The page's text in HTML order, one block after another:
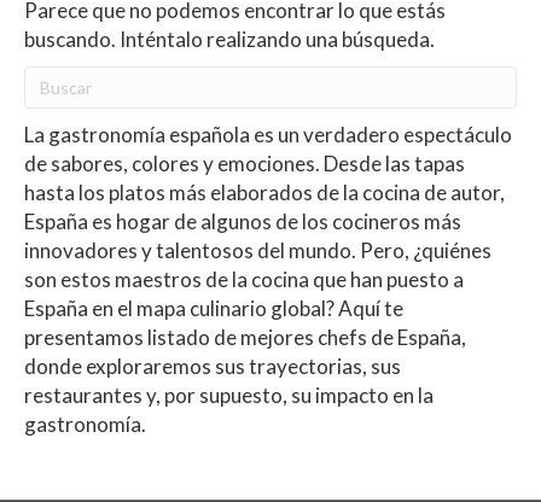
Parece que no podemos encontrar lo que estás
buscando. Inténtalo realizando una búsqueda.
La gastronomía española es un verdadero espectáculo
de sabores, colores y emociones. Desde las tapas
hasta los platos más elaborados de la cocina de autor,
España es hogar de algunos de los cocineros más
innovadores y talentosos del mundo. Pero, ¿quiénes
son estos maestros de la cocina que han puesto a
España en el mapa culinario global? Aquí te
presentamos listado de mejores chefs de España,
donde exploraremos sus trayectorias, sus
restaurantes y, por supuesto, su impacto en la
gastronomía.